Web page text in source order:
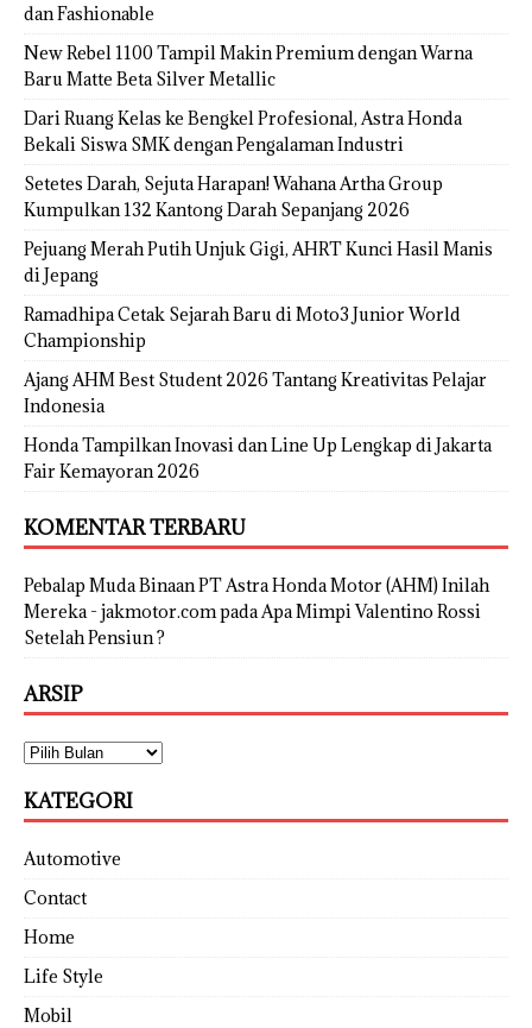
dan Fashionable
New Rebel 1100 Tampil Makin Premium dengan Warna
Baru Matte Beta Silver Metallic
Dari Ruang Kelas ke Bengkel Profesional, Astra Honda
Bekali Siswa SMK dengan Pengalaman Industri
Setetes Darah, Sejuta Harapan! Wahana Artha Group
Kumpulkan 132 Kantong Darah Sepanjang 2026
Pejuang Merah Putih Unjuk Gigi, AHRT Kunci Hasil Manis
di Jepang
Ramadhipa Cetak Sejarah Baru di Moto3 Junior World
Championship
Ajang AHM Best Student 2026 Tantang Kreativitas Pelajar
Indonesia
Honda Tampilkan Inovasi dan Line Up Lengkap di Jakarta
Fair Kemayoran 2026
KOMENTAR TERBARU
Pebalap Muda Binaan PT Astra Honda Motor (AHM) Inilah
Mereka - jakmotor.compada Apa Mimpi Valentino Rossi
Setelah Pensiun ?
ARSIP
KATEGORI
Automotive
Contact
Home
Life Style
Mobil